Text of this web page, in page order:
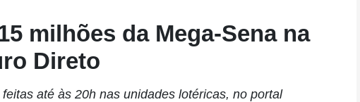
milhões da Mega-Sena na
Direto
até às 20h nas unidades lotéricas, no portal